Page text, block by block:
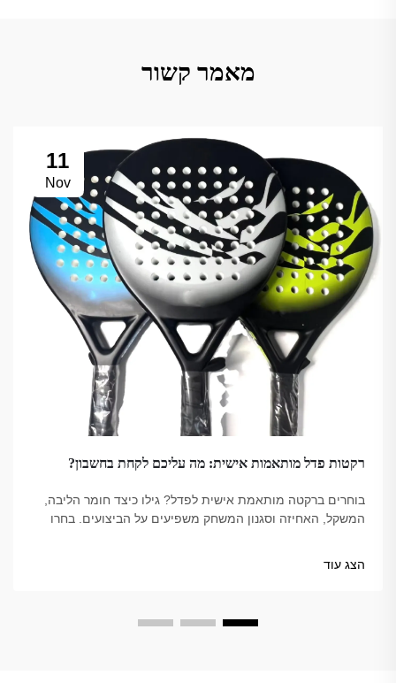
מאמר קשור
11
Nov
רקטות פדל מותאמות אישית: מה עליכם לקחת בחשבון?
בוחרים ברקטה מותאמת אישית לפדל? גילו כיצד חומר הליבה,
המשקל, האחיזה וסגנון המשחק משפיעים על הביצועים. בחרו
הצג עוד